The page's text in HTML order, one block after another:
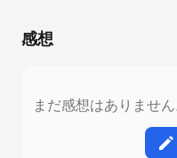
感想
まだ感想はありませ